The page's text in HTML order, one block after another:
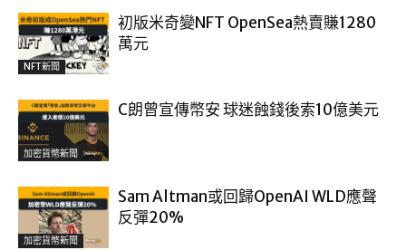
NFT新聞
初版米奇變NFT OpenSea熱賣賺1280
萬元
加密貨幣新聞
C朗曾宣傳幣安 球迷蝕錢後索10億美元
加密貨幣新聞
Sam Altman或回歸OpenAI WLD應聲
反彈20%